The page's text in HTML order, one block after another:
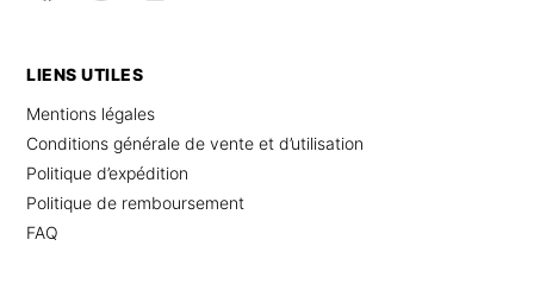
LIENS UTILES
Mentions légales
Conditions générale de vente et d’utilisation
Politique d’expédition
Politique de remboursement
FAQ